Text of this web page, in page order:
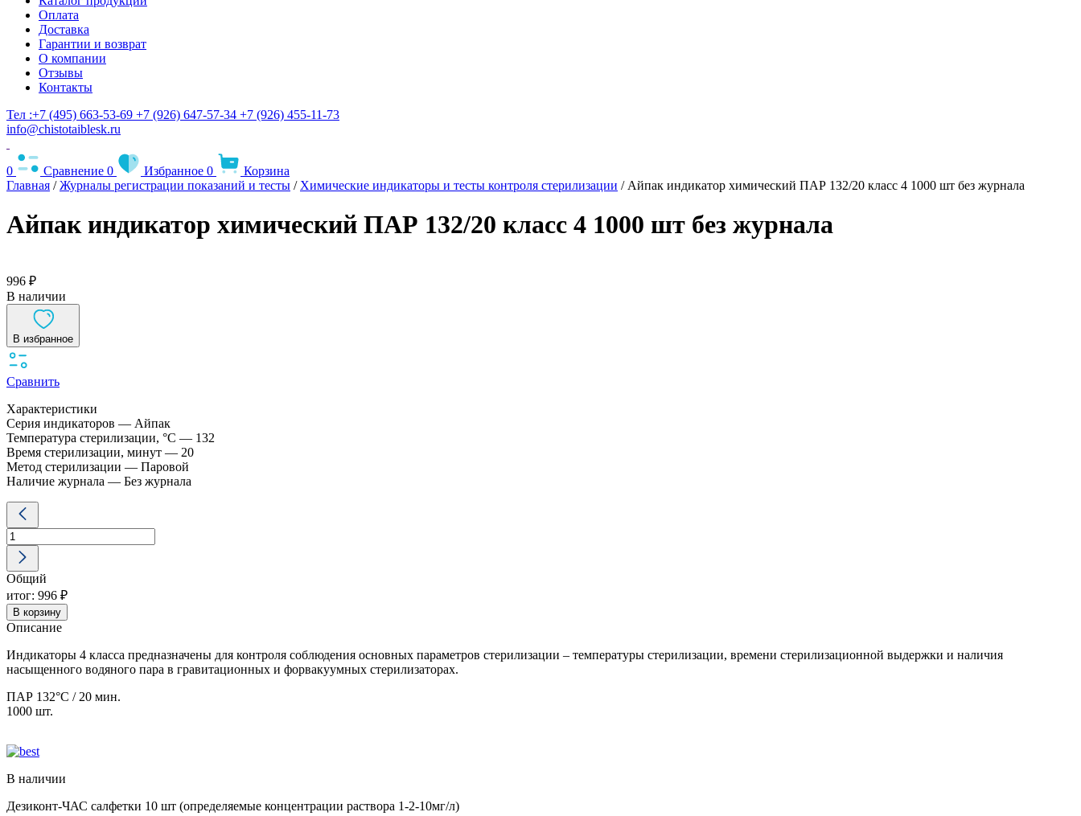
Оплата
Доставка
Гарантии и возврат
О компании
Отзывы
Контакты
Тел :+7 (495) 663-53-69 +7 (926) 647-57-34 +7 (926) 455-11-73
info@chistotaiblesk.ru
0 Сравнение 0 Избранное 0
Корзина
Главная /Журналы регистрации показаний и тесты / Химические индикаторы и тесты контроля стерилизации / Айпак индикатор химический ПАР 132/20 класс 4 1000 шт без журнала
Айпак индикатор химический ПАР 132/20 класс 4 1000 шт без журнала
996 ₽
В наличии
В избранное
Сравнить
Характеристики
Серия индикаторов — Айпак
Температура стерилизации, °C — 132
Время стерилизации, минут — 20
Метод стерилизации — Паровой
Наличие журнала — Без журнала
Количество
товара
Айпак
индикатор
химический
ПАР
132/20
класс
4
шт
без
Общий
итог: 996 ₽
В корзину
Описание
Индикаторы 4 класса предназначены для контроля соблюдения основных параметров стерилизации – температуры стерилизации, времени стерилизационной выдержки и наличия
насыщенного водяного пара в гравитационных и форвакуумных стерилизаторах.
ПАР 132°C / 20 мин.
1000 шт.
В наличии
Дезиконт-ЧАС салфетки 10 шт (определяемые концентрации раствора 1-2-10мг/л)